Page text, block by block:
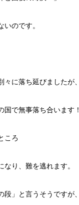
いのです。
々に落ち延びましたが、
国で無事落ち合います！
ころ
り、難を逃れます。
段」と言うそうですが、